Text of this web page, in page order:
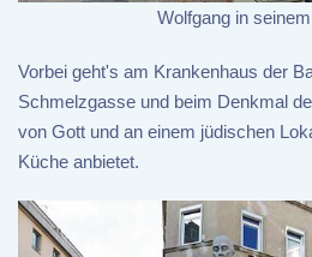
Wolfgang in
Vorbei geht's am Krankenhaus der
Schmelzgasse und beim Denkmal
von Gott und an einem jüdischen
Küche anbietet.